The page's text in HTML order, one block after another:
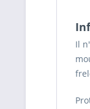
Il